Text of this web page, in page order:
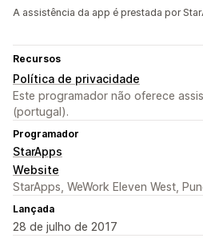
A assistência da app é prestada por
Recursos
Política de privacidade
Este programador não oferece
(portugal).
Programador
StarApps
Website
StarApps, WeWork Eleven West,
Lançada
28 de julho de 2017